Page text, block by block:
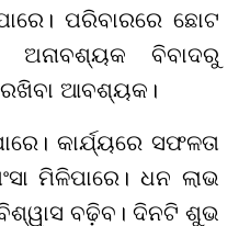
ପରିବାରରେ ଛୋଟ
ଅନାବଶ୍ୟକ ବିବାଦରୁ
ରଖିବା ଆବଶ୍ୟକ।
କାର୍ଯ୍ୟରେ ସଫଳତା
ମିଳିପାରେ। ଧନ ଲାଭ
ବଢ଼ିବ। ଦିନଟି ଶୁଭ